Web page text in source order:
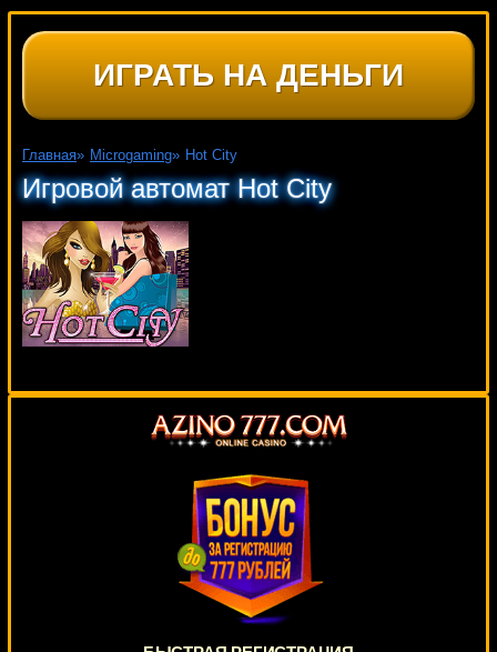
ИГРАТЬ НА ДЕНЬГИ
Главная» Microgaming» Hot City
Игровой автомат Hot City